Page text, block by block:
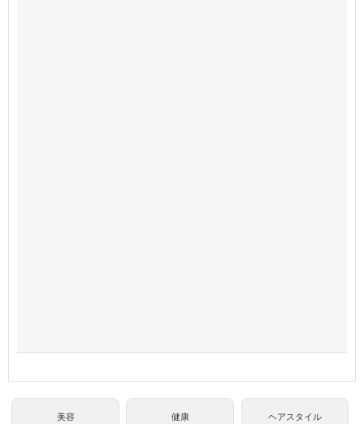
美容 健康 ヘアスタイル